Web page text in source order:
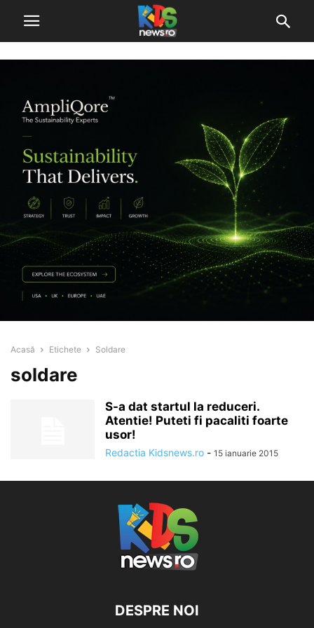
Acasă Etichete Soldare
soldare
S-a dat startul la reduceri.
Atentie! Puteti fi pacaliti foarte
usor!
Redactia Kidsnews.ro - 15 ianuarie 2015
DESPRE NOI